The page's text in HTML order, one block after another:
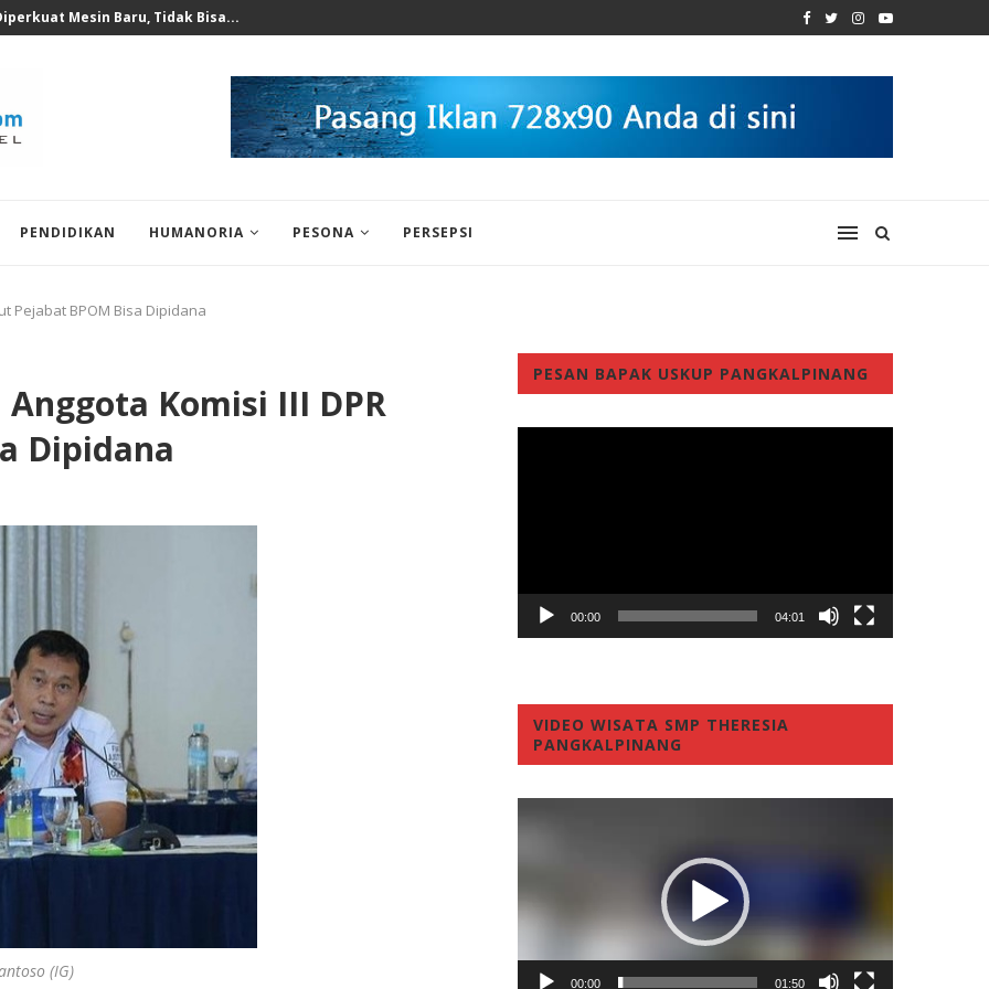
untuk Korban Puting Beliung...
PENDIDIKAN HUMANORIA PESONA PERSEPSI
Pejabat BPOM Bisa Dipidana
Komisi III DPR
Dipidana
(IG)
PESAN BAPAK USKUP PANGKALPINANG
00:00 04:01
VIDEO WISATA SMP THERESIA
PANGKALPINANG
00:00 01:50